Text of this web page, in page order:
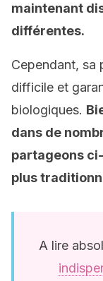
maintenant
différentes.
Cependant, sa
difficile et
biologiques.
dans de
partageons
plus
A lire